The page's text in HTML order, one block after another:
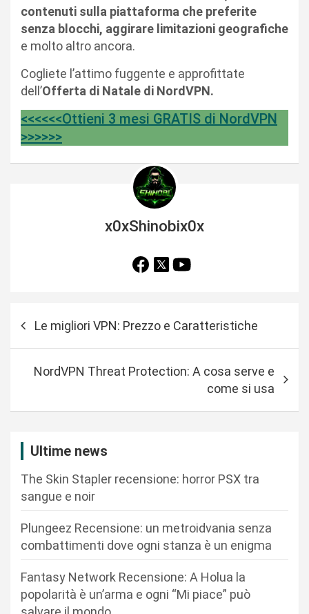
contenuti sulla piattaforma che preferite
senza blocchi, aggirare limitazioni geografiche
e molto altro ancora.
Cogliete l’attimo fuggente e approfittate
dell’Offerta di Natale di NordVPN.
<<<<<<Ottieni 3 mesi GRATIS di NordVPN
>>>>>>
x0xShinobix0x
Le migliori VPN: Prezzo e Caratteristiche
NordVPN Threat Protection: A cosa serve e
come si usa
Ultime news
The Skin Stapler recensione: horror PSX tra
sangue e noir
Plungeez Recensione: un metroidvania senza
combattimenti dove ogni stanza è un enigma
Fantasy Network Recensione: A Holua la
popolarità è un’arma e ogni “Mi piace” può